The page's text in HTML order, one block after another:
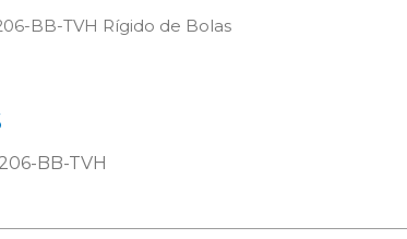
BB-TVH Rígido de Bolas
BB-TVH